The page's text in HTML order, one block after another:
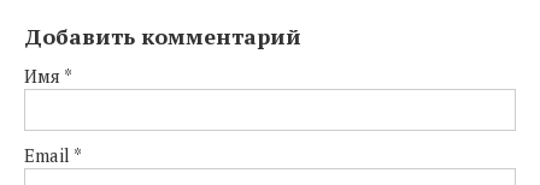
Добавить комментарий
Имя *
Email *